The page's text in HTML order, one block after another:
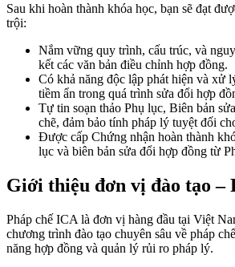
Sau khi hoàn thành khóa học, bạn sẽ đạt
trội:
Nắm vững quy trình, cấu trúc, và
kết các văn bản điều chỉnh hợp đồng.
Có khả năng độc lập phát hiện và xử
tiềm ẩn trong quá trình sửa đổi hợp
Tự tin soạn thảo Phụ lục, Biên bản
chẽ, đảm bảo tính pháp lý tuyệt đối
Được cấp Chứng nhận hoàn thành
lục và biên bản sửa đổi hợp đồng từ
Giới thiệu đơn vị đào tạo –
Pháp chế ICA là đơn vị hàng đầu tại Việt
chương trình đào tạo chuyên sâu về pháp
năng hợp đồng và quản lý rủi ro pháp lý.